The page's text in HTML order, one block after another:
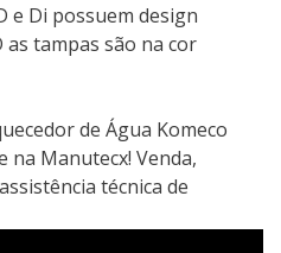
e Di possuem design
tampas são na cor
de Água Komeco
na Manutecx! Venda,
técnica de